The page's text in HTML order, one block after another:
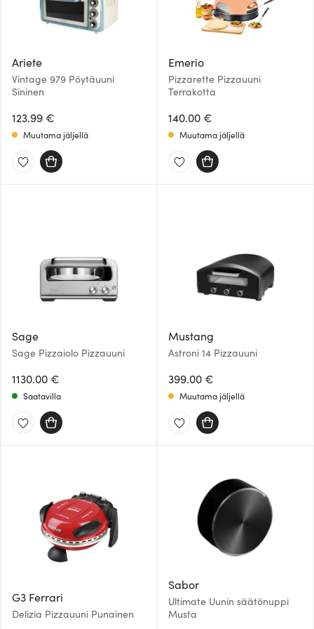
Ariete
Vintage 979 Pöytäuuni
Sininen
123.99 €
Muutama jäljellä
Emerio
Pizzarette Pizzauuni
Terrakotta
140.00 €
Muutama jäljellä
Sage
Sage Pizzaiolo Pizzauuni
1130.00 €
Saatavilla
Mustang
Astroni 14 Pizzauuni
399.00 €
Muutama jäljellä
G3 Ferrari
Delizia Pizzauuni Punainen
Sabor
Ultimate Uunin säätönuppi
Musta